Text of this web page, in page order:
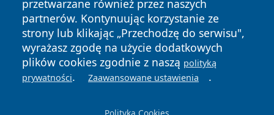
przetwarzane również przez naszych
partnerów. Kontynuując korzystanie ze
strony lub klikając „Przechodzę do serwisu",
wyrażasz zgodę na użycie dodatkowych
plików cookies zgodnie z naszą polityką
prywatności. Zaawansowane ustawienia .
Copyright © 2026 nowosadecki24.pl Wszystkie prawa
zastrzeżone.
News Autorzy
Polityka
Prywatności
Polityka
Cookies